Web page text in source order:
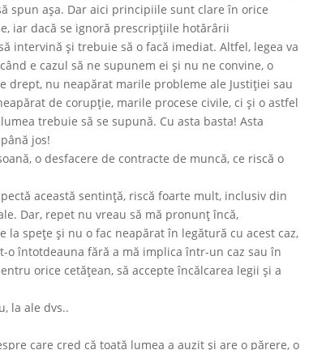
spun aşa. Dar aici principiile sunt clare în orice
iar dacă se ignoră prescripţiile hotărârii
intervină şi trebuie să o facă imediat. Altfel, legea va
e cazul să ne supunem ei și nu ne convine, o
drept, nu neapărat marile probleme ale Justiţiei sau
de corupţie, marile procese civile, ci şi o astfel
trebuie să se supună. Cu asta basta! Asta
jos!
o desfacere de contracte de muncă, ce riscă o
această sentinţă, riscă foarte mult, inclusiv din
Dar, repet nu vreau să mă pronunţ încă,
spețe şi nu o fac neapărat în legătură cu acest caz,
o întotdeauna fără a mă implica într-un caz sau în
orice cetăţean, să accepte încălcarea legii şi a
la ale dvs..
care cred că toată lumea a auzit şi are o părere, o